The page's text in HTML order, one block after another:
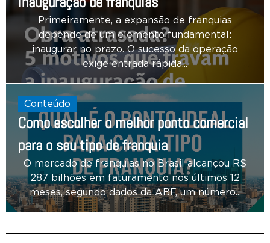
Primeiramente, a expansão de franquias
depende de um elemento fundamental:
inaugurar no prazo. O sucesso da operação
exige entrada rápida...
Conteúdo
Como escolher o melhor ponto comercial
para o seu tipo de franquia
O mercado de franquias no Brasil alcançou R$
287 bilhões em faturamento nos últimos 12
meses, segundo dados da ABF, um número...